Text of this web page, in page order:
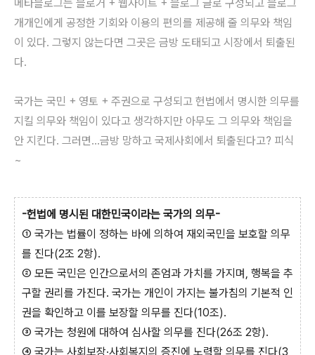
메타블로그는 블로거 + 웹사이트 + 블로그 글로 구성되고 블로그
개개인에게 공정한 기회와 이용의 편의를 제공해 줄 의무와 책임
이 있다. 그렇지 않는다면 그곳은 금방 도태되고 시장에서 퇴출된
다.
국가는 국민 + 영토 + 주권으로 구성되고 헌법에서 명시한 의무를
지킬 의무와 책임이 있다고 생각하지만 아무도 그 의무와 책임을
안 지킨다. 그러면...금방 망하고 국제사회에서 퇴출된다고? 피식
~
-헌법에 명시된 대한민국이라는 국가의 의무-
① 국가는 법률이 정하는 바에 의하여 재외국민을 보호할 의무
를 진다(2조 2항).
② 모든 국민은 인간으로서의 존엄과 가치를 가지며, 행복을 추
구할 권리를 가진다. 국가는 개인이 가지는 불가침의 기본적 인
권을 확인하고 이를 보장할 의무를 진다(10조).
③ 국가는 청원에 대하여 심사할 의무를 진다(26조 2항).
④ 국가는 사회보장·사회복지의 증진에 노력할 의무를 진다(3